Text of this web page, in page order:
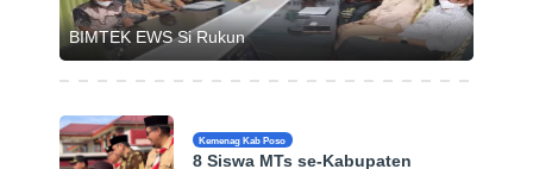
BIMTEK EWS Si Rukun
Kemenag Kab Poso
8 Siswa MTs se-Kabupaten